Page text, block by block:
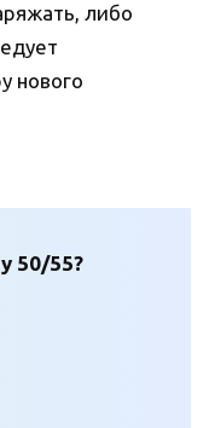
либо
нового
50/55?